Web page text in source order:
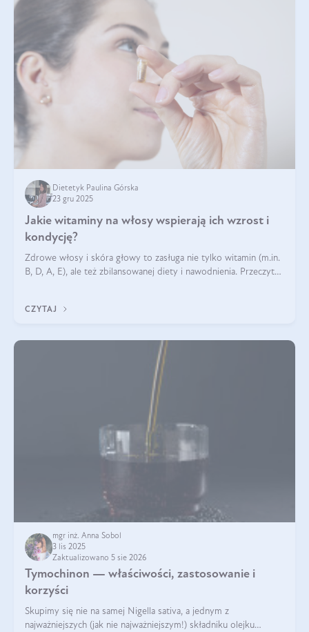
Dietetyk Paulina Górska
23 gru 2025
Jakie witaminy na włosy wspierają ich wzrost i
kondycję?
Zdrowe włosy i skóra głowy to zasługa nie tylko witamin (m.in.
B, D, A, E), ale też zbilansowanej diety i nawodnienia. Przeczytaj
CZYTAJ
mgr inż. Anna Sobol
3 lis 2025
Zaktualizowano 5 sie 2026
Tymochinon — właściwości, zastosowanie i
korzyści
Skupimy się nie na samej Nigella sativa, a jednym z
najważniejszych (jak nie najważniejszym!) składniku olejku